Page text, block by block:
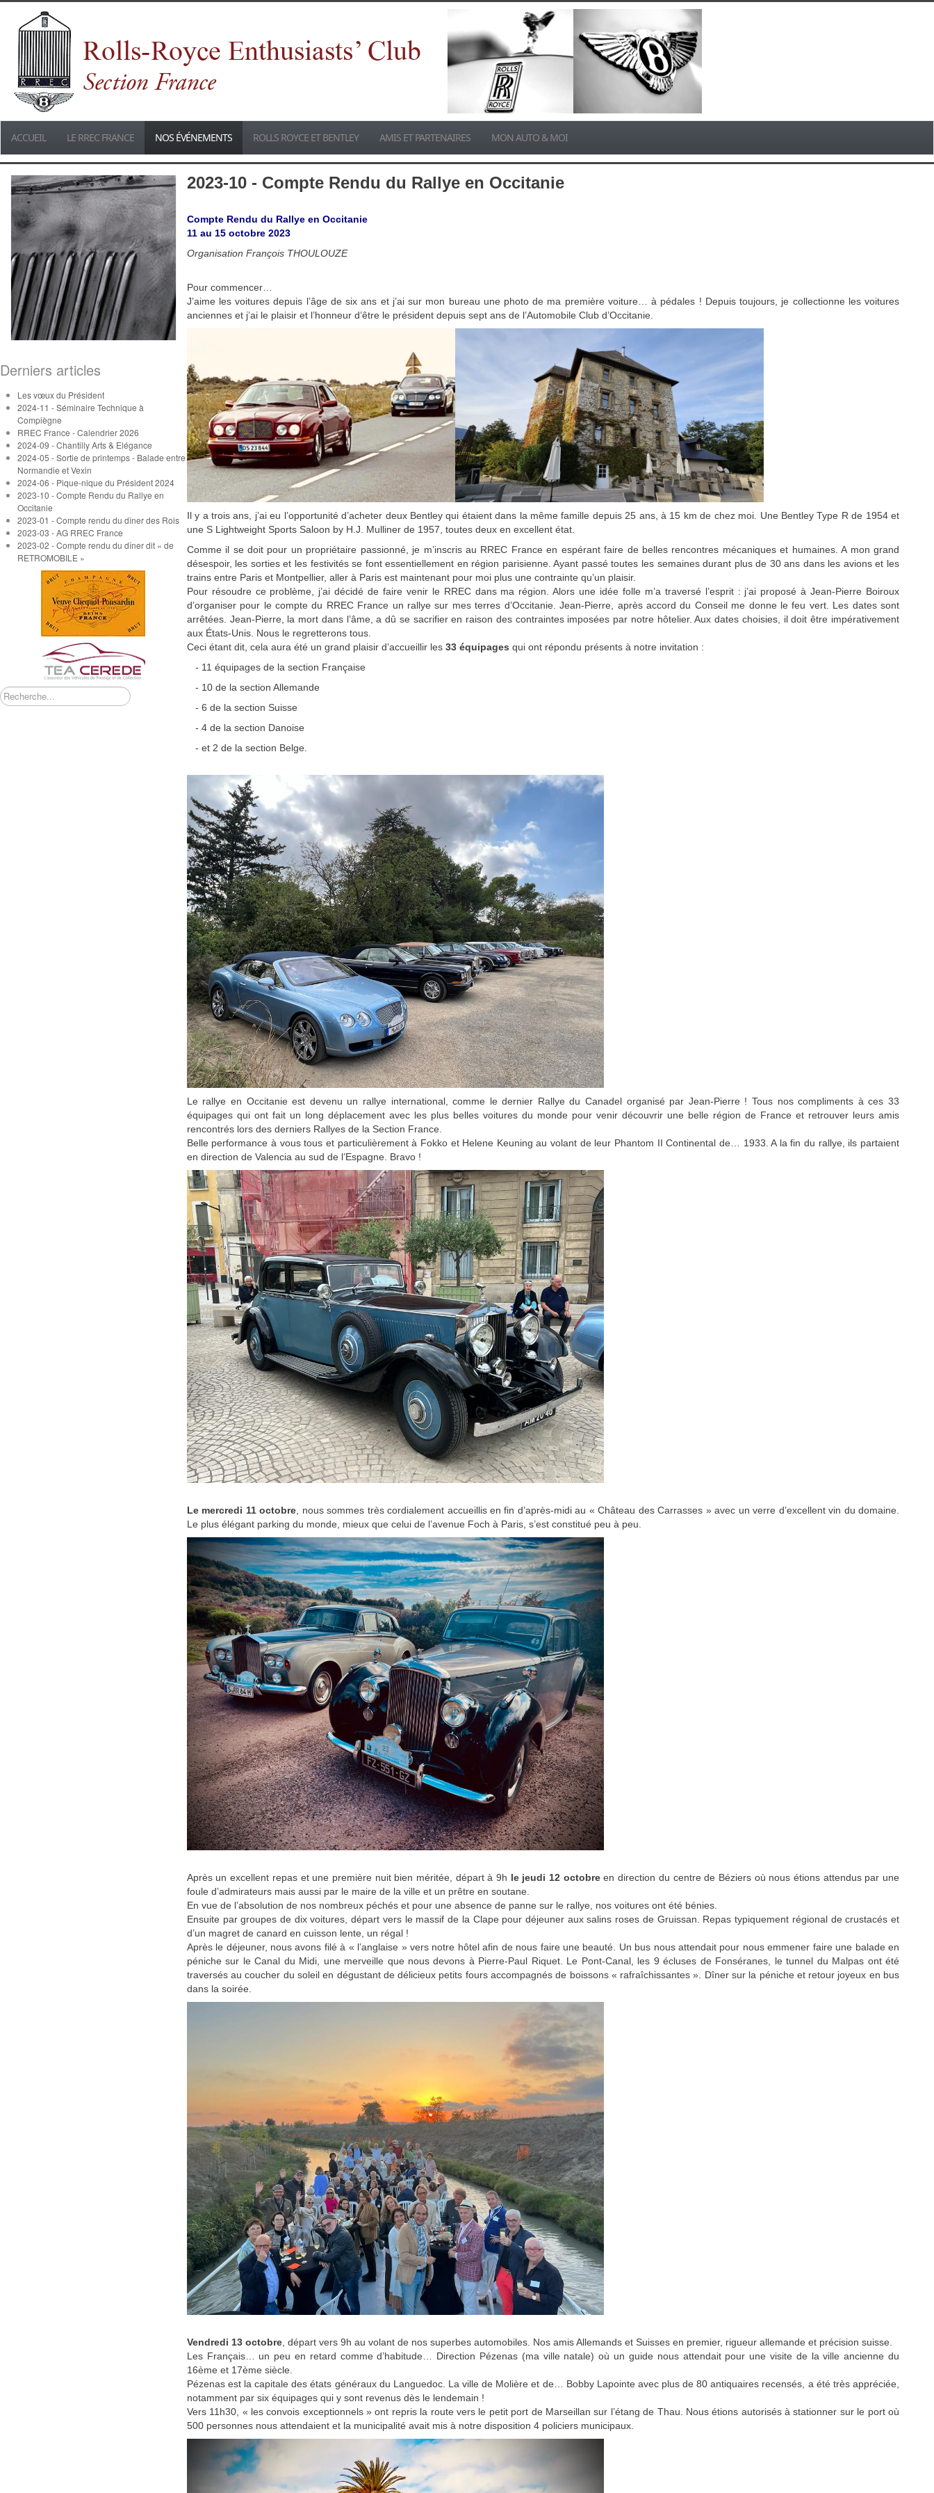
ACCUEIL LE RREC FRANCE NOS ÉVÉNEMENTS ROLLS ROYCE ET BENTLEY AMIS ET PARTENAIRES MON AUTO & MOI
Derniers articles
Les vœux du Président
2024-11 - Séminaire Technique à
Compiègne
RREC France - Calendrier 2026
2024-09 - Chantilly Arts & Elégance
2024-05 - Sortie de printemps - Balade entre
Normandie et Vexin
2024-06 - Pique-nique du Président 2024
2023-10 - Compte Rendu du Rallye en
Occitanie
2023-01 - Compte rendu du dîner des Rois
2023-03 - AG RREC France
2023-02 - Compte rendu du dîner dit « de
RETROMOBILE »
Rechercher
2023-10 - Compte Rendu du Rallye en Occitanie
Compte Rendu du Rallye en Occitanie
11 au 15 octobre 2023
Organisation François THOULOUZE
Pour commencer…
J’aime les voitures depuis l’âge de six ans et j’ai sur mon bureau une photo de ma première voiture… à pédales ! Depuis toujours, je collectionne les voitures
anciennes et j’ai le plaisir et l’honneur d’être le président depuis sept ans de l’Automobile Club d’Occitanie.
Il y a trois ans, j’ai eu l’opportunité d’acheter deux Bentley qui étaient dans la même famille depuis 25 ans, à 15 km de chez moi. Une Bentley Type R de 1954 et
une S Lightweight Sports Saloon by H.J. Mulliner de 1957, toutes deux en excellent état.
Comme il se doit pour un propriétaire passionné, je m’inscris au RREC France en espérant faire de belles rencontres mécaniques et humaines. A mon grand
désespoir, les sorties et les festivités se font essentiellement en région parisienne. Ayant passé toutes les semaines durant plus de 30 ans dans les avions et les
trains entre Paris et Montpellier, aller à Paris est maintenant pour moi plus une contrainte qu’un plaisir.
Pour résoudre ce problème, j’ai décidé de faire venir le RREC dans ma région. Alors une idée folle m’a traversé l’esprit : j’ai proposé à Jean-Pierre Boiroux
d’organiser pour le compte du RREC France un rallye sur mes terres d’Occitanie. Jean-Pierre, après accord du Conseil me donne le feu vert. Les dates sont
arrêtées. Jean-Pierre, la mort dans l’âme, a dû se sacrifier en raison des contraintes imposées par notre hôtelier. Aux dates choisies, il doit être impérativement
aux États-Unis. Nous le regretterons tous.
Ceci étant dit, cela aura été un grand plaisir d’accueillir les 33 équipages qui ont répondu présents à notre invitation :
- 11 équipages de la section Française
- 10 de la section Allemande
- 6 de la section Suisse
- 4 de la section Danoise
- et 2 de la section Belge.
Le rallye en Occitanie est devenu un rallye international, comme le dernier Rallye du Canadel organisé par Jean-Pierre ! Tous nos compliments à ces 33
équipages qui ont fait un long déplacement avec les plus belles voitures du monde pour venir découvrir une belle région de France et retrouver leurs amis
rencontrés lors des derniers Rallyes de la Section France.
Belle performance à vous tous et particulièrement à Fokko et Helene Keuning au volant de leur Phantom II Continental de… 1933. A la fin du rallye, ils partaient
en direction de Valencia au sud de l’Espagne. Bravo !
Le mercredi 11 octobre, nous sommes très cordialement accueillis en fin d’après-midi au « Château des Carrasses » avec un verre d’excellent vin du domaine.
Le plus élégant parking du monde, mieux que celui de l’avenue Foch à Paris, s’est constitué peu à peu.
Après un excellent repas et une première nuit bien méritée, départ à 9h le jeudi 12 octobreen direction du centre de Béziers où nous étions attendus par une
foule d’admirateurs mais aussi par le maire de la ville et un prêtre en soutane.
En vue de l’absolution de nos nombreux péchés et pour une absence de panne sur le rallye, nos voitures ont été bénies.
Ensuite par groupes de dix voitures, départ vers le massif de la Clape pour déjeuner aux salins roses de Gruissan. Repas typiquement régional de crustacés et
d’un magret de canard en cuisson lente, un régal !
Après le déjeuner, nous avons filé à « l’anglaise » vers notre hôtel afin de nous faire une beauté. Un bus nous attendait pour nous emmener faire une balade en
péniche sur le Canal du Midi, une merveille que nous devons à Pierre-Paul Riquet. Le Pont-Canal, les 9 écluses de Fonséranes, le tunnel du Malpas ont été
traversés au coucher du soleil en dégustant de délicieux petits fours accompagnés de boissons « rafraîchissantes ». Dîner sur la péniche et retour joyeux en bus
dans la soirée.
Vendredi 13 octobre, départ vers 9h au volant de nos superbes automobiles. Nos amis Allemands et Suisses en premier, rigueur allemande et précision suisse.
Les Français… un peu en retard comme d’habitude… Direction Pézenas (ma ville natale) où un guide nous attendait pour une visite de la ville ancienne du
16ème et 17ème siècle.
Pézenas est la capitale des états généraux du Languedoc. La ville de Molière et de… Bobby Lapointe avec plus de 80 antiquaires recensés, a été très appréciée,
notamment par six équipages qui y sont revenus dès le lendemain !
Vers 11h30, « les convois exceptionnels » ont repris la route vers le petit port de Marseillan sur l’étang de Thau. Nous étions autorisés à stationner sur le port où
500 personnes nous attendaient et la municipalité avait mis à notre disposition 4 policiers municipaux.